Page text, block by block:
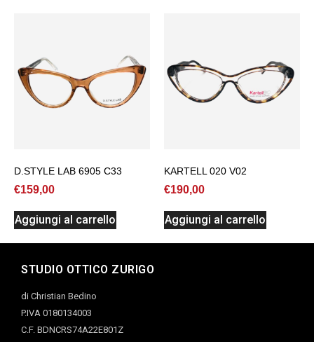
D.STYLE LAB 6905 C33
€159,00
Aggiungi al carrello
KARTELL 020 V02
€190,00
Aggiungi al carrello
STUDIO OTTICO ZURIGO
di Christian Bedino
P.IVA 0180134003
C.F. BDNCRS74A22E801Z